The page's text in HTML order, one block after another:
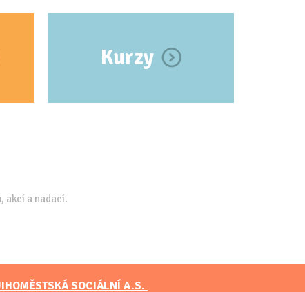
Kurzy
akcí a nadací.
SOCIÁLNÍ A.S.